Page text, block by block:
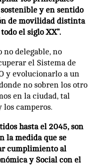
y en sentido
de movilidad distinta
el siglo XX”.
no delegable, no
el Sistema de
y evolucionarlo a un
no sobren los otro
en la ciudad, tal
camperos.
hasta el 2045, son
la medida que se
cumplimiento al
y Social con el